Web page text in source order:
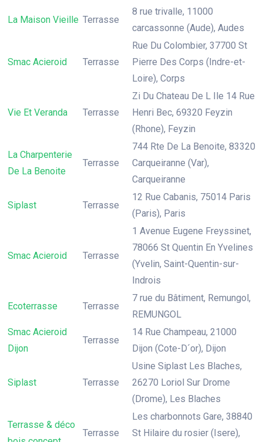
La Maison Vieille Terrasse
8 rue trivalle, 11000
carcassonne (Aude), Audes
Smac Acieroid Terrasse
Rue Du Colombier, 37700 St
Pierre Des Corps (Indre-et-
Loire), Corps
Vie Et Veranda Terrasse
Zi Du Chateau De L Ile 14 Rue
Henri Bec, 69320 Feyzin
(Rhone), Feyzin
La Charpenterie
De La Benoite
Terrasse
744 Rte De La Benoite, 83320
Carqueiranne (Var),
Carqueiranne
Siplast Terrasse
12 Rue Cabanis, 75014 Paris
(Paris), Paris
Smac Acieroid Terrasse
1 Avenue Eugene Freyssinet,
78066 St Quentin En Yvelines
(Yvelin, Saint-Quentin-sur-
Indrois
Ecoterrasse Terrasse
7 rue du Bâtiment, Remungol,
REMUNGOL
Smac Acieroid
Dijon
Terrasse
14 Rue Champeau, 21000
Dijon (Cote-D´or), Dijon
Siplast Terrasse
Usine Siplast Les Blaches,
26270 Loriol Sur Drome
(Drome), Les Blaches
Terrasse & déco
Terrasse
Les charbonnots Gare, 38840
St Hilaire du rosier (Isere),